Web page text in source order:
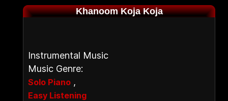
Khanoom Koja Koja
Instrumental Music
Music Genre:
Solo Piano ,
Easy Listening